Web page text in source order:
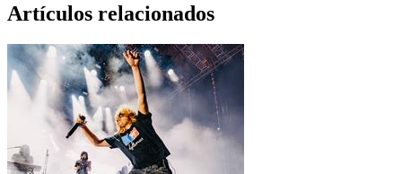
Artículos relacionados